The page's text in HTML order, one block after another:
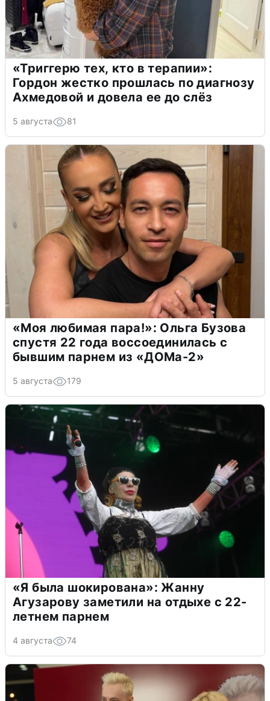
«Триггерю тех, кто в терапии»:
Гордон жестко прошлась по диагнозу
Ахмедовой и довела ее до слёз
5 августа 81
«Моя любимая пара!»: Ольга Бузова
спустя 22 года воссоединилась с
бывшим парнем из «ДОМа-2»
5 августа 179
«Я была шокирована»: Жанну
Агузарову заметили на отдыхе с 22-
летнем парнем
4 августа 74